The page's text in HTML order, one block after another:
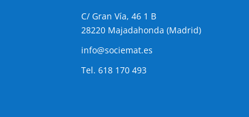
C/ Gran Vía, 46 1 B
28220 Majadahonda (Madrid)
info@sociemat.es
Tel. 618 170 493